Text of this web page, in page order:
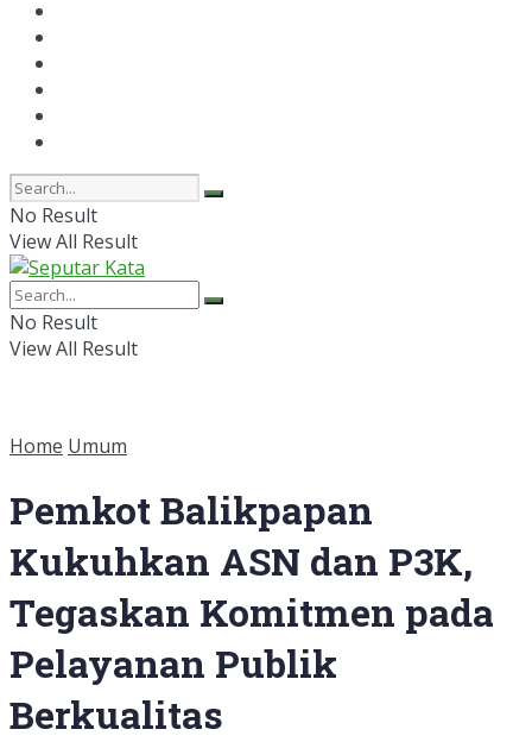
No Result
View All Result
No Result
View All Result
Home Umum
Pemkot Balikpapan
Kukuhkan ASN dan P3K,
Tegaskan Komitmen pada
Pelayanan Publik
Berkualitas